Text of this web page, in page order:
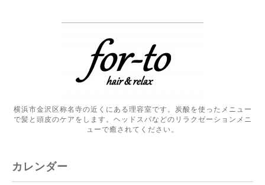
横浜市金沢区称名寺の近くにある理容室です。炭酸を使ったメニュー
で髪と頭皮のケアをします。ヘッドスパなどのリラクゼーションメニ
ューで癒されてください。
カレンダー